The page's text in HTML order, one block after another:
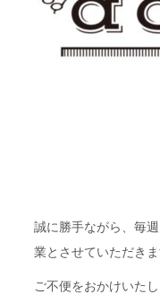
誠に勝手ながら、毎
業とさせていただきま
ご不便をおかけいた